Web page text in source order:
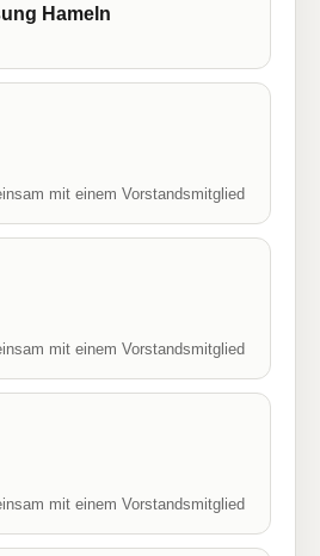
Hameln
mit einem Vorstandsmitglied
mit einem Vorstandsmitglied
mit einem Vorstandsmitglied